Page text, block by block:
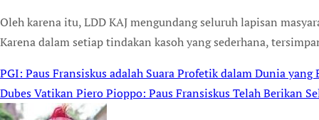
Oleh karena itu, LDD KAJ mengundang seluruh lapisan
Karena dalam setiap tindakan kasoh yang sederhana,
Post
navigation
PGI: Paus Fransiskus adalah Suara Profetik dalam Dunia yang
Dubes Vatikan Piero Pioppo: Paus Fransiskus Telah Berikan